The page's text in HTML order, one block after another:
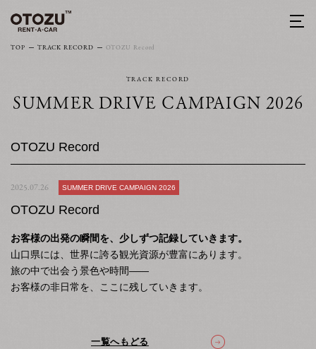
TOP TRACK RECORD OTOZU Record
TRACK RECORD
SUMMER DRIVE CAMPAIGN 2026
OTOZU Record
2025.07.26 SUMMER DRIVE CAMPAIGN 2026
OTOZU Record
お客様の出発の瞬間を、少しずつ記録していきます。
山口県には、世界に誇る観光資源が豊富にあります。
旅の中で出会う景色や時間――
お客様の非日常を、ここに残していきます。
一覧へもどる